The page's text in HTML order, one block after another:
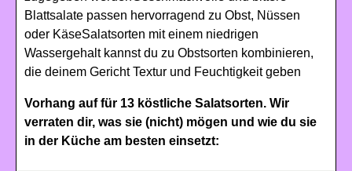
Blattsalate passen hervorragend zu Obst, Nüssen
oder KäseSalatsorten mit einem niedrigen
Wassergehalt kannst du zu Obstsorten kombinieren,
die deinem Gericht Textur und Feuchtigkeit geben
Vorhang auf für 13 köstliche Salatsorten. Wir
verraten dir, was sie (nicht) mögen und wie du sie
in der Küche am besten einsetzt: